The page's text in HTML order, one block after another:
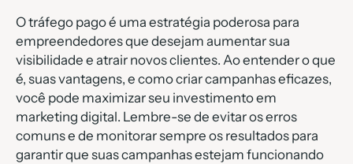
O tráfego pago é uma estratégia poderosa para
empreendedores que desejam aumentar sua
visibilidade e atrair novos clientes. Ao entender o que
é, suas vantagens, e como criar campanhas eficazes,
você pode maximizar seu investimento em
marketing digital. Lembre-se de evitar os erros
comuns e de monitorar sempre os resultados para
garantir que suas campanhas estejam funcionando